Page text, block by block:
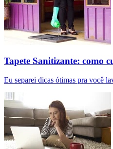
Tapete Sanitizante: como
Eu separei dicas ótimas pra você